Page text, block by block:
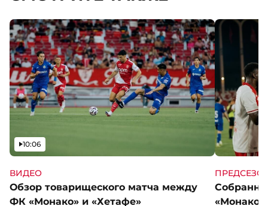
ВИДЕО
Обзор товарищеского матча между
ФК «Монако» и «Хетафе»
Видео
10:06